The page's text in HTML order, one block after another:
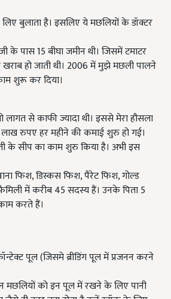
बुलाता है। इसलिए ये मछलियों के डॉक्टर
के पास 15 बीघा जमीन थी। जिसमें टमाटर
हो जाती थी। 2006 में मुझे मछली पालने
शुरू कर दिया।
से काफी ज्यादा थी। इससे मेरा हौसला
लाख रुपए हर महीने की कमाई शुरु हो गई।
के सीप का काम शुरु किया है। अभी इस
फिश, डिस्कस फिश, पैरेट फिश, गोल्ड
में करीब 45 सदस्य हैं। उनके पिता 5
करते हैं।
पूल (जिसमे ब्रीडिंग पूल में प्रजनन करने
मछलियों को इन पूल में रखने के लिए पानी